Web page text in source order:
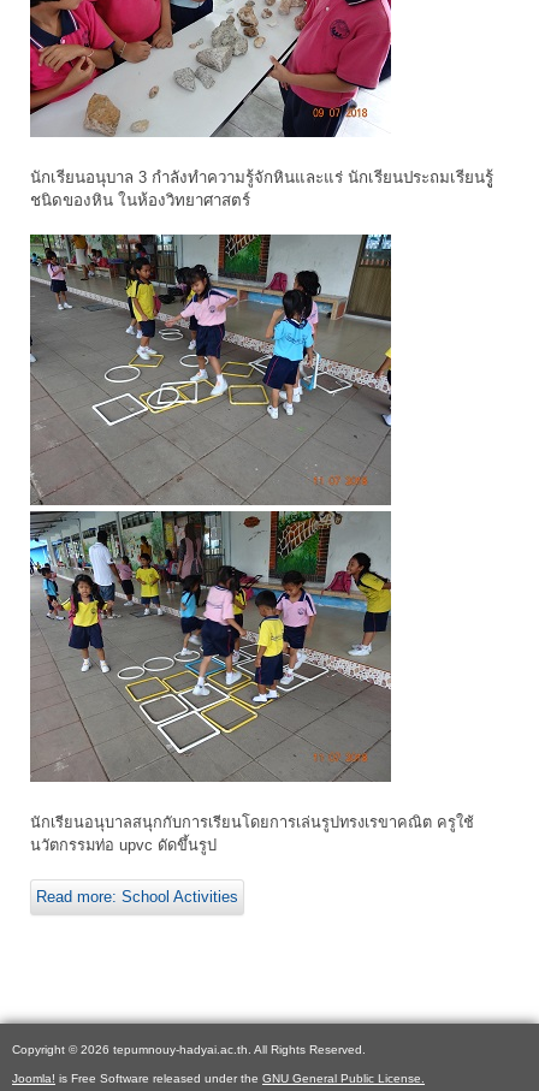
นักเรียนอนุบาล 3 กำลังทำความรู้จักหินและแร่ นักเรียนประถมเรียนรูู้
ชนิดของหิน ในห้องวิทยาศาสตร์
นักเรียนอนุบาลสนุกกับการเรียนโดยการเล่นรูปทรงเรขาคณิต ครูใช้
นวัตกรรมท่อ upvc ดัดขึ้นรูป
Read more: School Activities
Copyright © 2026 tepumnouy-hadyai.ac.th. All Rights Reserved.
Joomla! is Free Software released under the GNU General Public License.